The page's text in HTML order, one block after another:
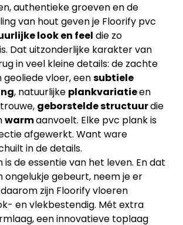
authentieke groeven en de
van hout geven je Floorify pvc
look en feel die zo
Dat uitzonderlijke karakter van
in veel kleine details: de zachte
geoliede vloer, eensubtiele
, natuurlijke plankvariatieen
geborstelde structuurdie
warmaanvoelt. Elke pvc plank is
afgewerkt. Want ware
in de details.
is de essentie van het leven. En dat
ongelukje gebeurt, neem je er
zijn Floorify vloeren
en vlekbestendig. Mét extra
een innovatieve toplaag